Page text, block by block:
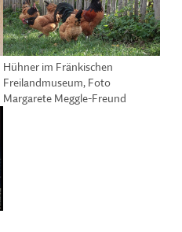
Hühner im Fränkischen
Freilandmuseum, Foto
Margarete Meggle-Freund